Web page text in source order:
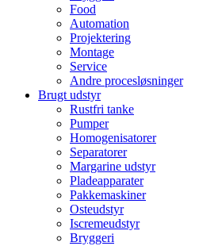
Food
Automation
Projektering
Montage
Service
Andre procesløsninger
Brugt udstyr
Rustfri tanke
Pumper
Homogenisatorer
Separatorer
Margarine udstyr
Pladeapparater
Pakkemaskiner
Osteudstyr
Iscremeudstyr
Bryggeri